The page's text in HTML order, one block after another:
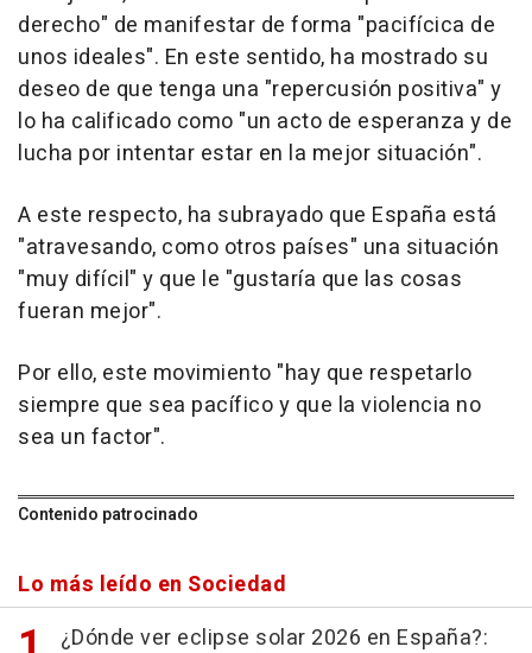
derecho" de manifestar de forma "pacifícica de
unos ideales". En este sentido, ha mostrado su
deseo de que tenga una "repercusión positiva" y
lo ha calificado como "un acto de esperanza y de
lucha por intentar estar en la mejor situación".
A este respecto, ha subrayado que España está
"atravesando, como otros países" una situación
"muy difícil" y que le "gustaría que las cosas
fueran mejor".
Por ello, este movimiento "hay que respetarlo
siempre que sea pacífico y que la violencia no
sea un factor".
Contenido patrocinado
Lo más leído en Sociedad
¿Dónde ver eclipse solar 2026 en España?: